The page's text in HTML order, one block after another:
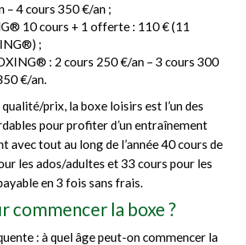
– 4 cours 350 €/an ;
10 cours + 1 offerte : 110 € (11
;
: 2 cours 250 €/an – 3 cours 300
€/an.
prix, la boxe loisirs est l’un des
pour profiter d’un entraînement
avec tout au long de l’année 40 cours de
les ados/adultes et 33 cours pour les
en 3 fois sans frais.
commencer la boxe ?
: à quel âge peut-on commencer la